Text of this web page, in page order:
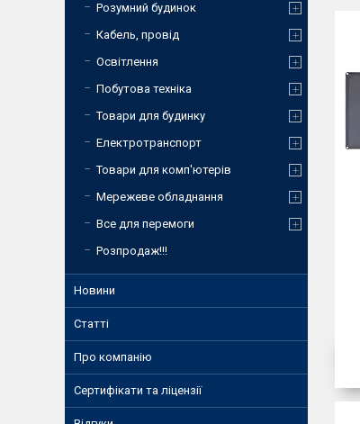
Розумний будинок
Кабель, провід
Освітлення
Побутова техніка
Товари для будинку
Електротранспорт
Товари для комп'ютерів
Мережеве обладнання
Все для перемоги
Розпродаж!!!
Новини
Статті
Про компанію
Сертифікати та ліцензії